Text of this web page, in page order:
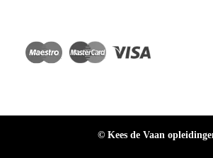
© Kees de Vaan